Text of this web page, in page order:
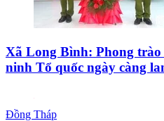
Xã Long Bình: Phong trào
ninh Tổ quốc ngày càng
Đồng Tháp